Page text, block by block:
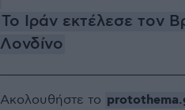
To Ιράν εκτέλεσε τον
Λονδίνο
Ακολουθήστε το